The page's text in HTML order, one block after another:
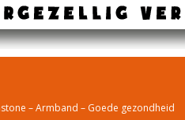
– Armband – Goede gezondheid